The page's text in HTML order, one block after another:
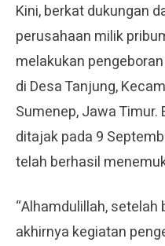
Kini, berkat dukungan
perusahaan milik
melakukan
di Desa Tanjung,
Sumenep, Jawa
ditajak pada 9
telah berhasil
“Alhamdulillah,
akhirnya kegiatan